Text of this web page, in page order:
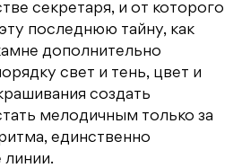
секретаря, и от которого
последнюю тайну, как
дополнительно
свет и тень, цвет и
создать
мелодичным только за
единственно
линии.